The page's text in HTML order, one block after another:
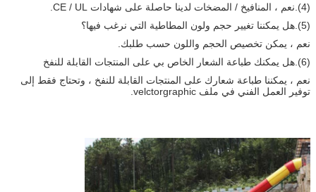
(4).نعم ، المنافيخ / المضخات لدينا حاصلة على شهادات CE / UL.
(5).هل يمكننا تغيير حجم ولون المطاطية التي نرغب فيها؟
نعم ، يمكن تخصيص الحجم واللون حسب طلبك.
(6).هل يمكنك طباعة الشعار الخاص بي على المنتجات القابلة للنفخ
نعم ، يمكننا طباعة شعارك على المنتجات القابلة للنفخ ، وتحتاج فقط إلى
توفير العمل الفني في ملف velctorgraphic.